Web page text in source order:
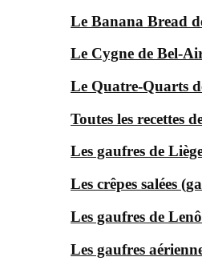
Le Banana Bread
Le Cygne de Bel-
Le Quatre-Quarts
Toutes les recettes
Les gaufres de
Les crêpes salées
Les gaufres de
Les gaufres